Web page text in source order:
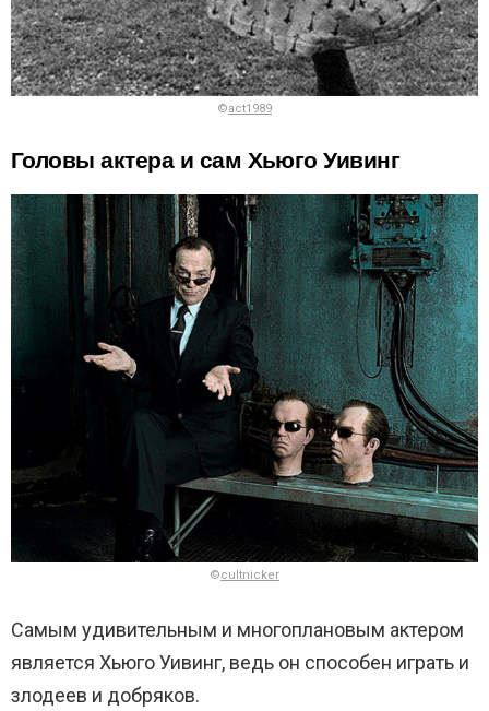
©act1989
Головы актера и сам Хьюго Уивинг
©cultnicker
Самым удивительным и многоплановым актером
является Хьюго Уивинг, ведь он способен играть и
злодеев и добряков.